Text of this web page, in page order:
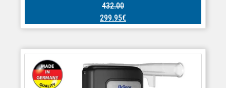
432.00
299.95€